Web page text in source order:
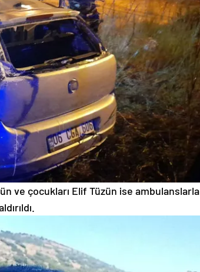
ve çocukları Elif Tüzün ise ambulanslarla